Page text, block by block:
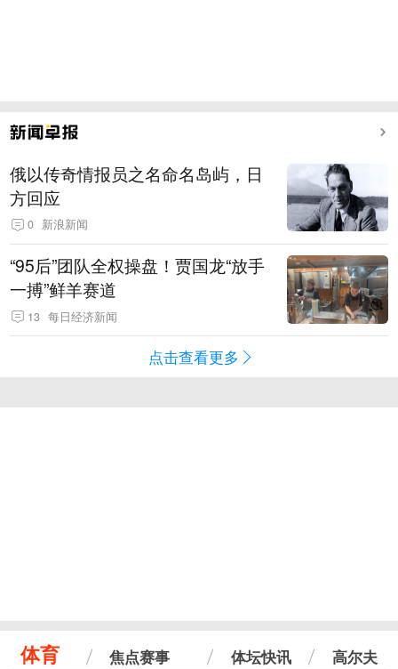
俄以传奇情报员之名命名岛屿，日
方回应
0 新浪新闻
“95后”团队全权操盘！贾国龙“放手
一搏”鲜羊赛道
13 每日经济新闻
点击查看更多
体育 焦点赛事 体坛快讯 高尔夫